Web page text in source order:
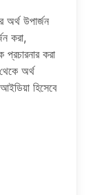
অর্থ উপার্জন
করা,
প্রচারনার করা
অর্থ
হিসেবে